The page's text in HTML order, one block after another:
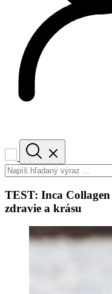
TEST: Inca
zdravie a krásu